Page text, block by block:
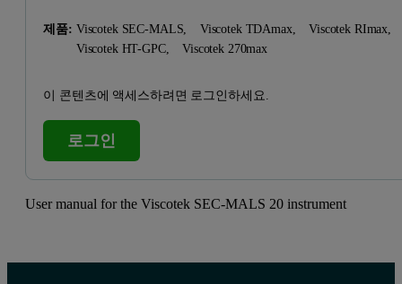
제품: Viscotek SEC-MALS, Viscotek TDAmax,
Viscotek RImax,
Viscotek HT-GPC,
Viscotek 270max
이 콘텐츠에 액세스하려면 로그인하세요.
로그인
User manual for the Viscotek SEC-MALS 20 instrument